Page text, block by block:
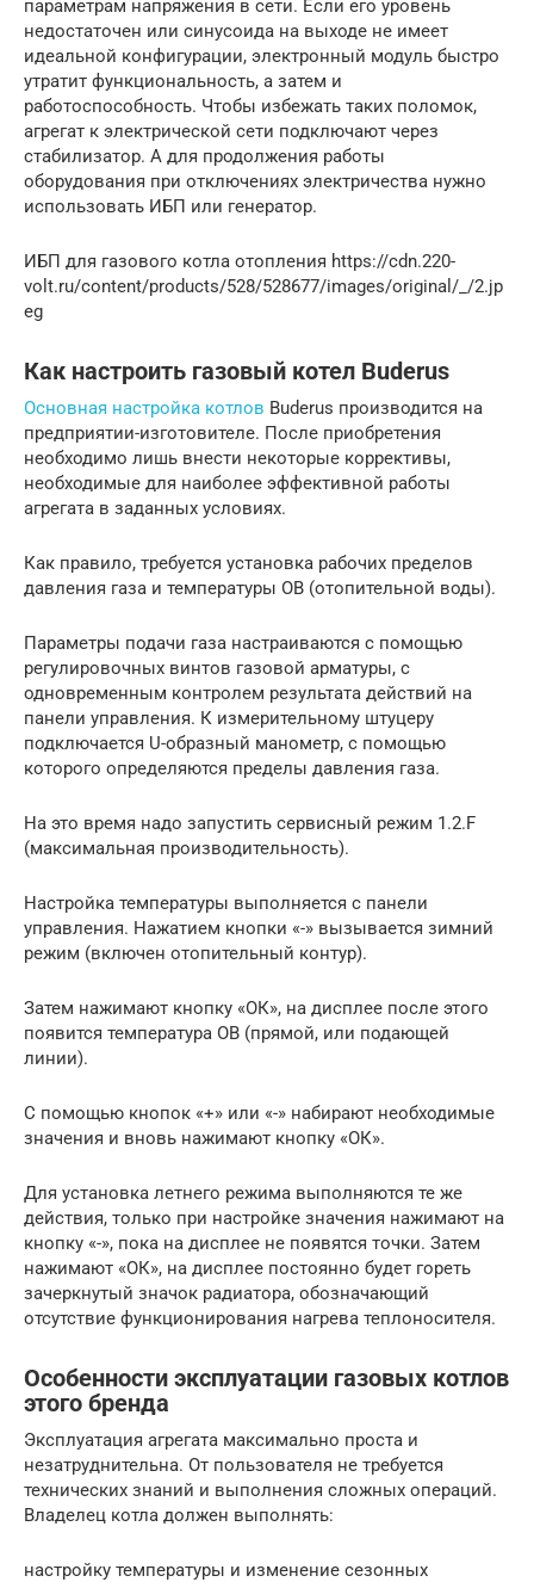
параметрам напряжения в сети. Если его уровень
недостаточен или синусоида на выходе не имеет
идеальной конфигурации, электронный модуль быстро
утратит функциональность, а затем и
работоспособность. Чтобы избежать таких поломок,
агрегат к электрической сети подключают через
стабилизатор. А для продолжения работы
оборудования при отключениях электричества нужно
использовать ИБП или генератор.
ИБП для газового котла отопления https://cdn.220-
volt.ru/content/products/528/528677/images/original/_/2.jp
eg
Как настроить газовый котел Buderus
Основная настройка котлов Buderus производится на
предприятии-изготовителе. После приобретения
необходимо лишь внести некоторые коррективы,
необходимые для наиболее эффективной работы
агрегата в заданных условиях.
Как правило, требуется установка рабочих пределов
давления газа и температуры ОВ (отопительной воды).
Параметры подачи газа настраиваются с помощью
регулировочных винтов газовой арматуры, с
одновременным контролем результата действий на
панели управления. К измерительному штуцеру
подключается U-образный манометр, с помощью
которого определяются пределы давления газа.
На это время надо запустить сервисный режим 1.2.F
(максимальная производительность).
Настройка температуры выполняется с панели
управления. Нажатием кнопки «-» вызывается зимний
режим (включен отопительный контур).
Затем нажимают кнопку «ОК», на дисплее после этого
появится температура ОВ (прямой, или подающей
линии).
С помощью кнопок «+» или «-» набирают необходимые
значения и вновь нажимают кнопку «ОК».
Для установка летнего режима выполняются те же
действия, только при настройке значения нажимают на
кнопку «-», пока на дисплее не появятся точки. Затем
нажимают «ОК», на дисплее постоянно будет гореть
зачеркнутый значок радиатора, обозначающий
отсутствие функционирования нагрева теплоносителя.
Особенности эксплуатации газовых котлов
этого бренда
Эксплуатация агрегата максимально проста и
незатруднительна. От пользователя не требуется
технических знаний и выполнения сложных операций.
Владелец котла должен выполнять:
настройку температуры и изменение сезонных